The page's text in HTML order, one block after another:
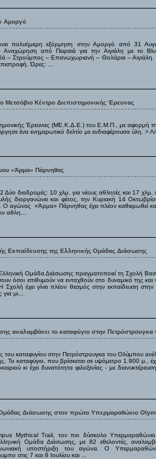
Αμοργό
πολυήμερη εξόρμηση στην Αμοργό από 31
από Πειραιά για την Αιγιάλη με το
– Στρούμπος – Επανωχωριανή – Θολάρια –
Ώρες: ...
Μετσόβιο Κέντρο Διεπιστημονικής Έρευνας
Έρευνας (ΜΕ.Κ.Δ.Ε.) του Ε.Μ.Π., με αφορμή
ένα ενημερωτικό δελτίο με ενδιαφέρουσα ύλη. >
«Άρμα» Πάρνηθας
διαδρομές: 10 χλμ. για νέους αθλητές και 17 χλμ.
διοργανώνει και φέτος, την Κυριακή 14
«Άρμα» Πάρνηθας έχει πλέον καθιερωθεί και
αθλη...
Εκπαίδευσης της Ελληνικής Ομάδας Διάσωσης
Ελληνική Ομάδα Διάσωσης πραγματοποιεί τη Σχολή
όσοι επιθυμούν να ενταχθούν στο δυναμικό της
Σχολή έχει γίνει πλέον θεσμός στην εκπαίδευση
μι...
αναλαμβάνει το καταφύγιο στην
του καταφυγίου στην Πετρόστρουγκα του Ολύμπου
καταφύγιο, που βρίσκεται σε υψόμετρο 1.900 μ., έχει
κι έχει δυνατότητα φιλοξενίας - με
Διάσωσης στον πρώτο Υπερμαραθώνιο
Mythical Trail, τον πιο δύσκολο Υπερμαραθώνιο
Ομάδα Διάσωσης, με 82 εθελοντές,
υποστήριξη του αγώνα. Ο
στις 7 και 8 Ιουλίου και ...